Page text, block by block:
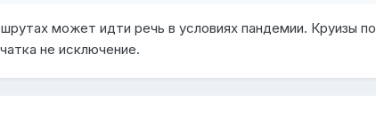
может идти речь в условиях пандемии. Круизы по
не исключение.